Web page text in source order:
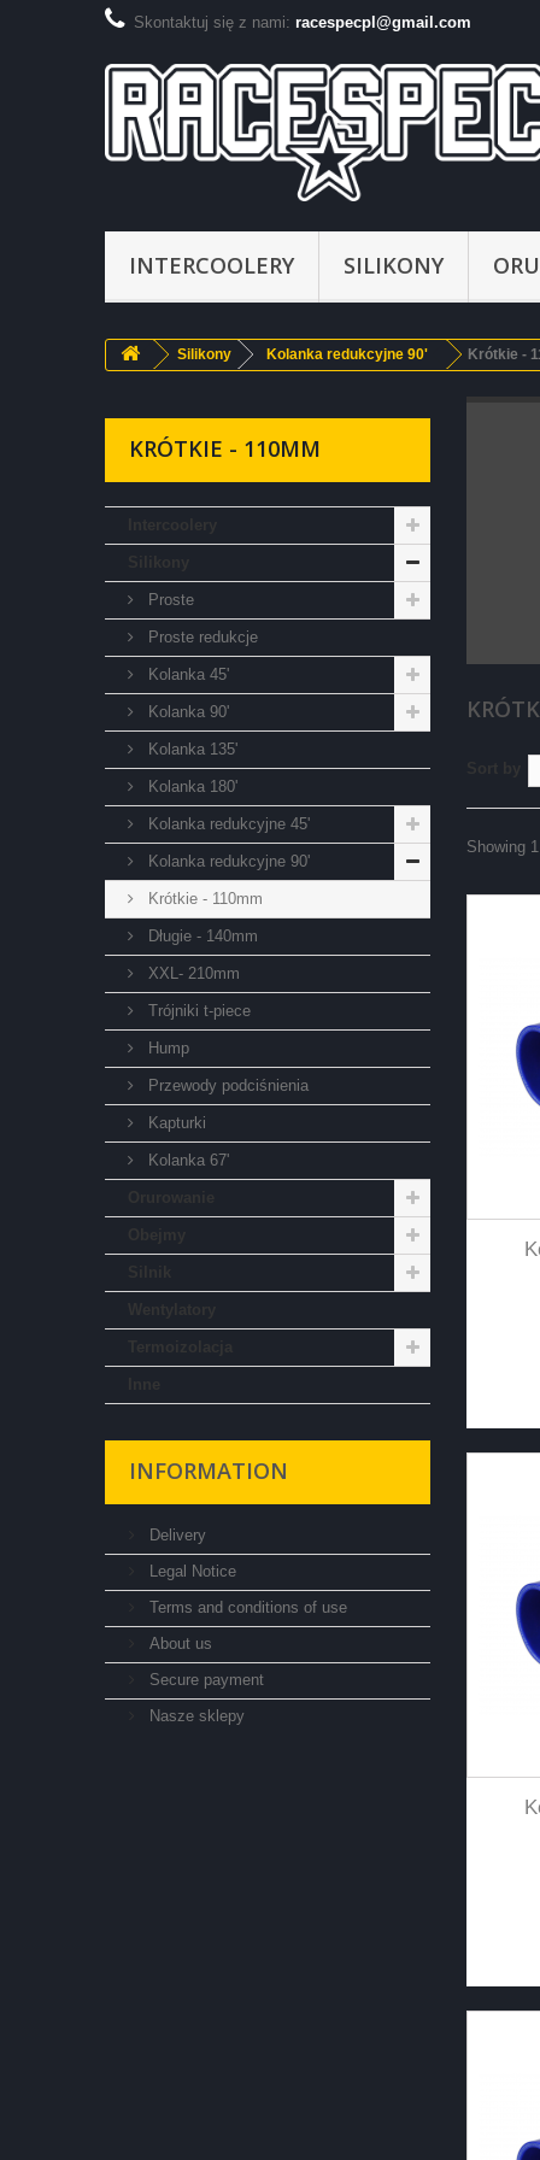
Skontaktuj się z nami: racespecpl@gmail.com
INTERCOOLERY SILIKONY
Silikony Kolanka redukcyjne 90' Krótkie -
KRÓTKIE - 110MM
Proste
Proste redukcje
Kolanka 45'
Kolanka 90'
Kolanka 135'
Kolanka 180'
Kolanka redukcyjne 45'
Kolanka redukcyjne 90'
Krótkie - 110mm
Długie - 140mm
XXL- 210mm
Trójniki t-piece
Hump
Przewody podciśnienia
Kapturki
Kolanka 67'
INFORMATION
Delivery
Legal Notice
Terms and conditions of use
About us
Secure payment
Nasze sklepy
Showing